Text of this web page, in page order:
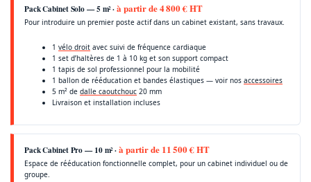
Pack Cabinet Solo — 5 m² ·à partir de 4 800 € HT
Pour introduire un premier poste actif dans un cabinet existant, sans travaux.
1 vélo droit avec suivi de fréquence cardiaque
1 set d’haltères de 1 à 10 kg et son support compact
1 tapis de sol professionnel pour la mobilité
1 ballon de rééducation et bandes élastiques — voir nos accessoires
5 m² de dalle caoutchouc 20 mm
Livraison et installation incluses
Pack Cabinet Pro — 10 m² ·à partir de 11 500 € HT
Espace de rééducation fonctionnelle complet, pour un cabinet individuel ou de
groupe.